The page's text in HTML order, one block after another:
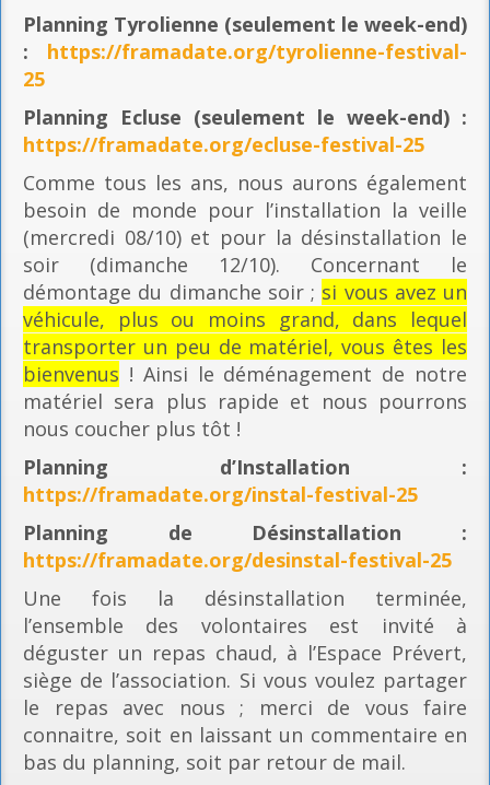
Planning Tyrolienne (seulement le week-end)
: https://framadate.org/tyrolienne-festival-
25
Planning Ecluse (seulement le week-end) :
https://framadate.org/ecluse-festival-25
Comme tous les ans, nous aurons également
besoin de monde pour l’installation la veille
(mercredi 08/10) et pour la désinstallation le
soir (dimanche 12/10). Concernant le
démontage du dimanche soir ; si vous avez un
véhicule, plus ou moins grand, dans lequel
transporter un peu de matériel, vous êtes les
bienvenus ! Ainsi le déménagement de notre
matériel sera plus rapide et nous pourrons
nous coucher plus tôt !
Planning d’Installation :
https://framadate.org/instal-festival-25
Planning de Désinstallation :
https://framadate.org/desinstal-festival-25
Une fois la désinstallation terminée,
l’ensemble des volontaires est invité à
déguster un repas chaud, à l’Espace Prévert,
siège de l’association. Si vous voulez partager
le repas avec nous ; merci de vous faire
connaitre, soit en laissant un commentaire en
bas du planning, soit par retour de mail.